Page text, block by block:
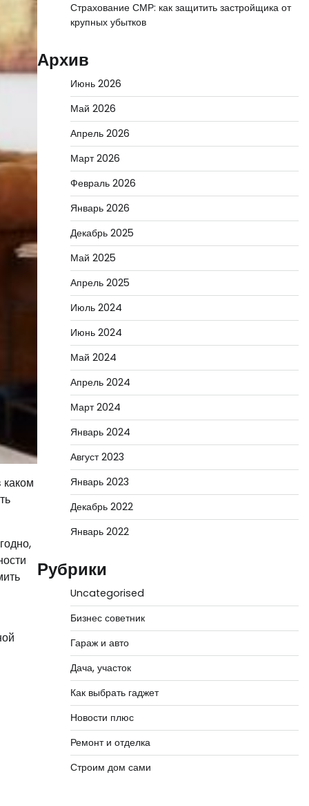
Страхование СМР: как защитить застройщика от
крупных убытков
Архив
Июнь 2026
Май 2026
Апрель 2026
Март 2026
Февраль 2026
Январь 2026
Декабрь 2025
Май 2025
Апрель 2025
Июль 2024
Июнь 2024
Май 2024
Апрель 2024
Март 2024
Январь 2024
Август 2023
Январь 2023
Декабрь 2022
Январь 2022
Рубрики
Uncategorised
Бизнес советник
Гараж и авто
Дача, участок
Как выбрать гаджет
Новости плюс
Ремонт и отделка
Строим дом сами